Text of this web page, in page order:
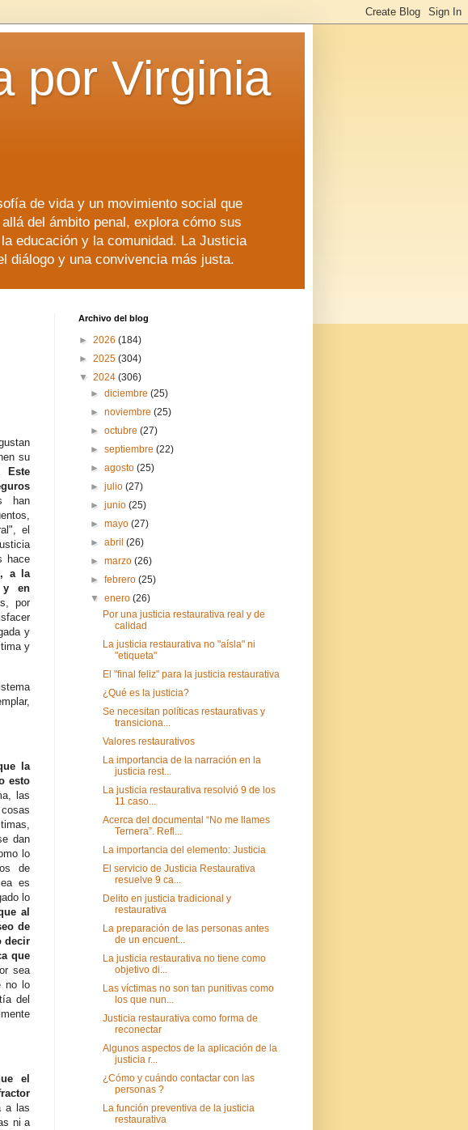
por Virginia
de vida y un movimiento social que
del ámbito penal, explora cómo sus
educación y la comunidad. La Justicia
diálogo y una convivencia más justa.
su
Este
han
el
hace
a la
y en
por
y
y
la
esto
las
dan
lo
de
es
lo
al
de
decir
que
sea
no lo
del
el
a las
ni a
Archivo del blog
► 2026 (184)
► 2025 (304)
▼ 2024 (306)
►diciembre(25)
►noviembre(25)
►octubre(27)
►septiembre(22)
►agosto(25)
►julio(27)
►junio(25)
►mayo(27)
►abril(26)
►marzo(26)
►febrero(25)
▼enero(26)
Por una justicia restaurativa real y de
calidad
La justicia restaurativa no "aísla" ni
"etiqueta"
El "final feliz" para la justicia restaurativa
¿Qué es la justicia?
Se necesitan políticas restaurativas y
transiciona...
Valores restaurativos
La importancia de la narración en la
justicia rest...
La justicia restaurativa resolvió 9 de los
11 caso...
Acerca del documental “No me llames
Ternera”. Refl...
La importancia del elemento: Justicia
El servicio de Justicia Restaurativa
resuelve 9 ca...
Delito en justicia tradicional y
restaurativa
La preparación de las personas antes
de un encuent...
La justicia restaurativa no tiene como
objetivo di...
Las víctimas no son tan punitivas como
los que nun...
Justicia restaurativa como forma de
reconectar
Algunos aspectos de la aplicación de la
justicia r...
¿Cómo y cuándo contactar con las
personas ?
La función preventiva de la justicia
restaurativa